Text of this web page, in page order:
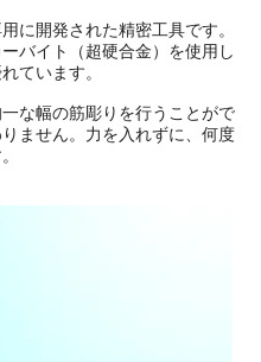
に開発された精密工具です。
バイト（超硬合金）を使用し
ています。
な幅の筋彫りを行うことがで
ません。力を入れずに、何度